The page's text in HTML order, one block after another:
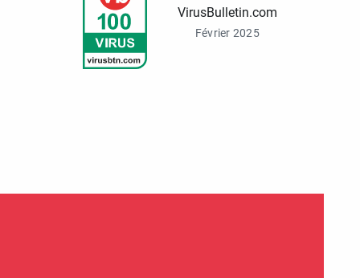
VirusBulletin.com
Février 2025